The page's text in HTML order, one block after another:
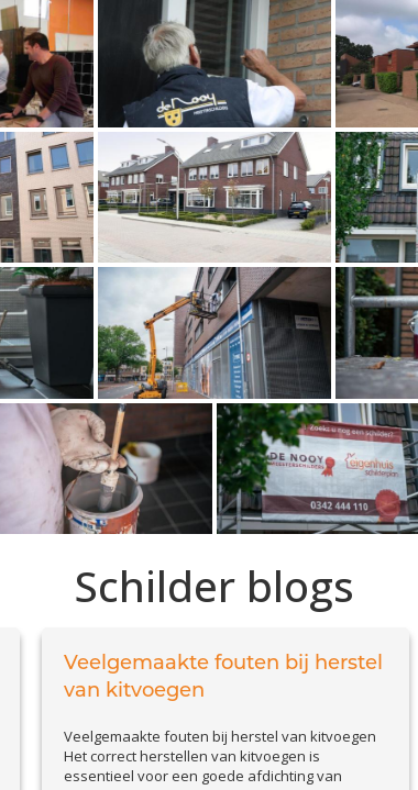
Schilder blogs
Veelgemaakte fouten bij herstel
van kitvoegen
Veelgemaakte fouten bij herstel van kitvoegen
Het correct herstellen van kitvoegen is
essentieel voor een goede afdichting van